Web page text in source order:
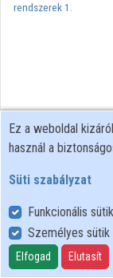
rendszerek 1.
Felhasználói szabályzat
Adatkezelési tájékoztató
Süti szabályzat
Ez a weboldal
használ a
Süti szabályzat
Funkcionális
Személyes sütik
Elfogad Elutasít